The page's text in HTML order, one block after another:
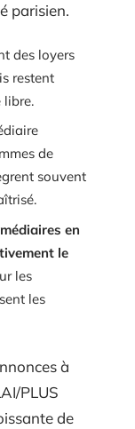
parisien.
des loyers
restent
libre.
de
souvent
en
le
les
les
à
PLUS
de